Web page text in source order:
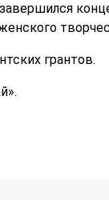
грантов.